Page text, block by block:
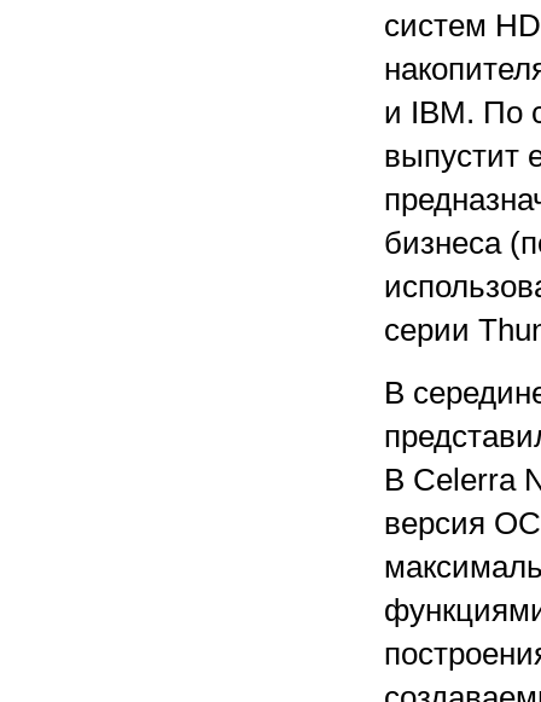
систем
и IBM. По
выпустит
бизнеса
серии
В
В Celerra
версия